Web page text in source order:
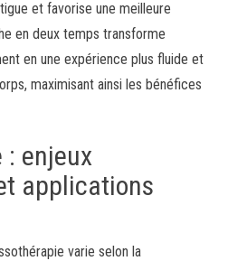
et favorise une meilleure
en deux temps transforme
en une expérience plus fluide et
maximisant ainsi les bénéfices
: enjeux
applications
varie selon la